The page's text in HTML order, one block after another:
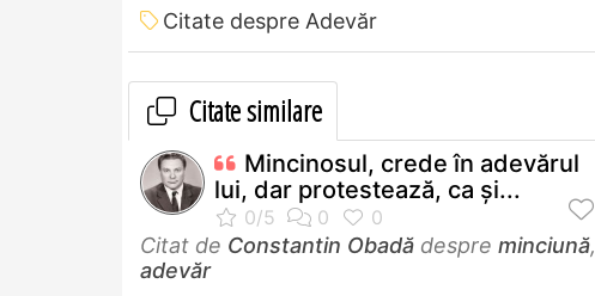
Citate despre Adevăr
Citate similare
Mincinosul, crede în adevărul
lui, dar protestează, ca și...
Citat de Constantin Obadă despre minciună,
adevăr